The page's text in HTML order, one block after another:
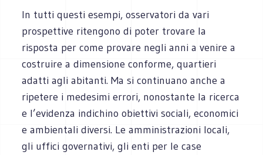
In tutti questi esempi, osservatori da vari
prospettive ritengono di poter trovare la
risposta per come provare negli anni a venire a
costruire a dimensione conforme, quartieri
adatti agli abitanti. Ma si continuano anche a
ripetere i medesimi errori, nonostante la ricerca
e l’evidenza indichino obiettivi sociali, economici
e ambientali diversi. Le amministrazioni locali,
gli uffici governativi, gli enti per le case